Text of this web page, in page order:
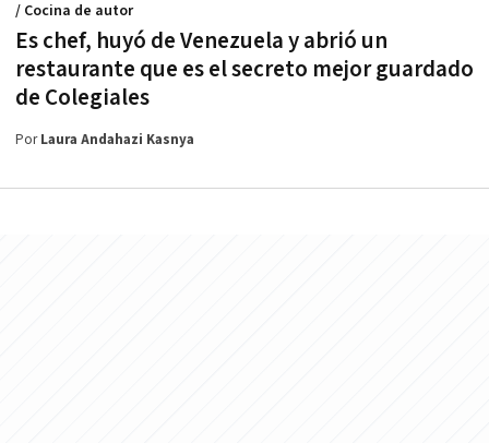
Es chef, huyó de Venezuela y abrió un
restaurante que es el secreto mejor guardado
de Colegiales
/ Cocina de autor
PorLaura Andahazi Kasnya